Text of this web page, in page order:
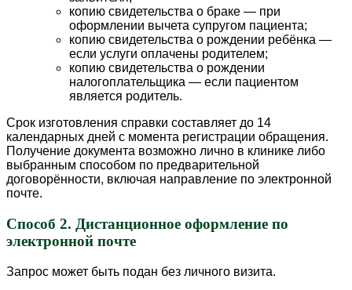
копию свидетельства о браке — при
оформлении вычета супругом пациента;
копию свидетельства о рождении ребёнка —
если услуги оплачены родителем;
копию свидетельства о рождении
налогоплательщика — если пациентом
является родитель.
Срок изготовления справки составляет до 14
календарных дней с момента регистрации обращения.
Получение документа возможно лично в клинике либо
выбранным способом по предварительной
договорённости, включая направление по электронной
почте.
Способ 2. Дистанционное оформление по
электронной почте
Запрос может быть подан без личного визита.